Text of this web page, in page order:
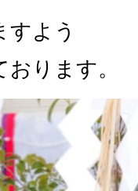
すよう
ります。